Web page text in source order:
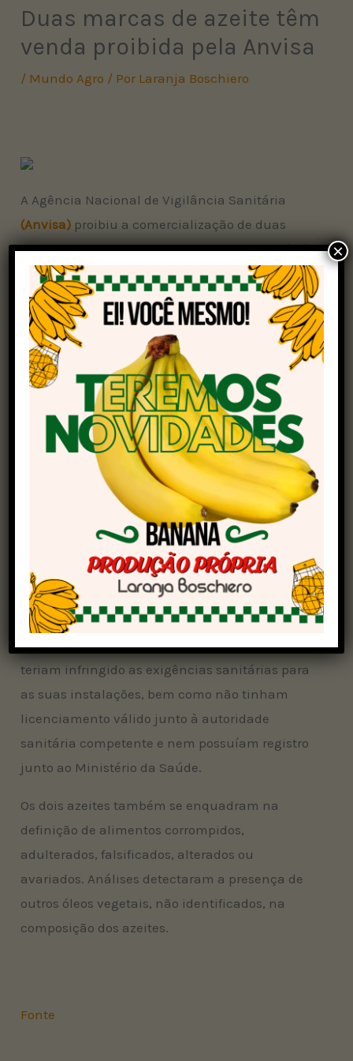
Duas marcas de azeite têm
venda proibida pela Anvisa
/ Mundo Agro / Por Laranja Boschiero
A Agência Nacional de Vigilância Sanitária
(Anvisa) proibiu a comercialização de duas
marcas de azeite de oliva nesta terça-feira (20)
após denúncia do Ministério da Agricultura e
Pecuária (Mapa) sobre a “origem desconhecida
ou ignorada dos produtos”.
Assim, as marcasAlonso e a Quintas D’oliveira
passam a não ter mais permissão para venda,
distribuição, fabricação, propaganda e uso.
Ambos possuíam, na descrição de seus rótulos,
uma empresa com CNPJ inexistente na base de
dados da Receita Federal: a embaladora
Comércio de Gêneros Alimentícios Cotinga Ltda.
A decisão, que consta na Resolução 1.896,
publicada na edição de hoje do Diário Oficial da
União (DOU), vale para todos os lotes.
Além disso, conforme a Anvisa, as marcas
teriam infringido as exigências sanitárias para
as suas instalações, bem como não tinham
licenciamento válido junto à autoridade
sanitária competente e nem possuíam registro
junto ao Ministério da Saúde.
Os dois azeites também se enquadram na
definição de alimentos corrompidos,
adulterados, falsificados, alterados ou
avariados. Análises detectaram a presença de
outros óleos vegetais, não identificados, na
composição dos azeites.
Fonte
×